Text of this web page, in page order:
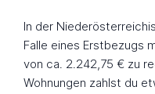
In der
Falle eines Erstbezugs
von ca. 2.242,75 € zu
Wohnungen zahlst du